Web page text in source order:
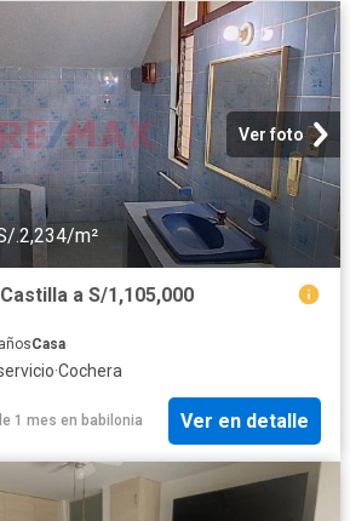
Ver foto
.2,234/m²
a S/1,105,000
Casa
·Cochera
1 mes en babilonia Ver en detalle